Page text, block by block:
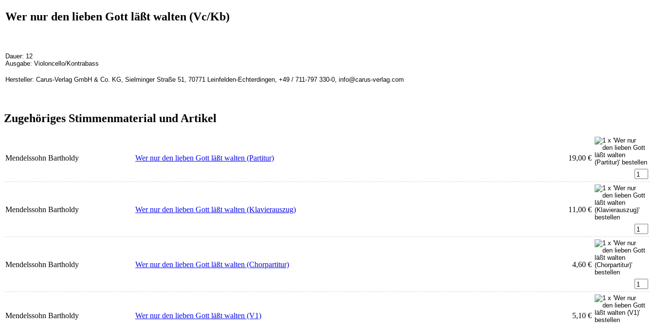
Wer nur den lieben Gott läßt walten (Vc/Kb)
Dauer: 12
Ausgabe: Violoncello/Kontrabass
Hersteller: Carus-Verlag GmbH & Co. KG, Sielminger Straße 51, 70771 Leinfelden-Echterdingen, +49 / 711-797 330-0, info@carus-verlag.com
Zugehöriges Stimmenmaterial und Artikel
Mendelssohn Bartholdy Wer nur den lieben Gott läßt walten (Partitur) 19,00 €
Mendelssohn Bartholdy Wer nur den lieben Gott läßt walten (Klavierauszug) 11,00 €
Mendelssohn Bartholdy Wer nur den lieben Gott läßt walten (Chorpartitur) 4,60 €
Mendelssohn Bartholdy Wer nur den lieben Gott läßt walten (V1) 5,10 €